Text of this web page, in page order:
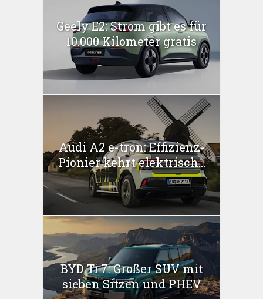
Geely E2: Strom gibt es für
10.000 Kilometer gratis
Audi A2 e-tron: Effizienz-
Pionier kehrt elektrisch...
BYD Ti 7: Großer SUV mit
sieben Sitzen und PHEV